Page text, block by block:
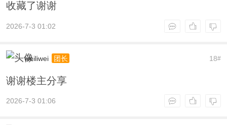
收藏了谢谢
2026-7-3 01:02
18#
weiliwei 团长
谢谢楼主分享
2026-7-3 01:06